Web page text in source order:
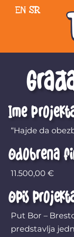
EN SR
Ime
“Hajde da
Odobrena
11.500,00€
Opis
Put Bor –
predstavlja